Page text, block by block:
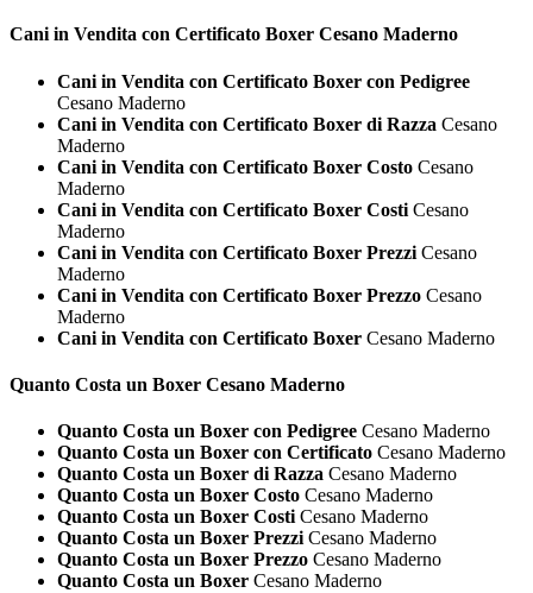
Cani in Vendita con Certificato Boxer Cesano Maderno
Cani in Vendita con Certificato Boxer con Pedigree
Cesano Maderno
Cani in Vendita con Certificato Boxer di Razza Cesano
Maderno
Cani in Vendita con Certificato Boxer Costo Cesano
Maderno
Cani in Vendita con Certificato Boxer Costi Cesano
Maderno
Cani in Vendita con Certificato Boxer Prezzi Cesano
Maderno
Cani in Vendita con Certificato Boxer Prezzo Cesano
Maderno
Cani in Vendita con Certificato Boxer Cesano Maderno
Quanto Costa un Boxer Cesano Maderno
Quanto Costa un Boxer con Pedigree Cesano Maderno
Quanto Costa un Boxer con Certificato Cesano Maderno
Quanto Costa un Boxer di Razza Cesano Maderno
Quanto Costa un Boxer Costo Cesano Maderno
Quanto Costa un Boxer Costi Cesano Maderno
Quanto Costa un Boxer Prezzi Cesano Maderno
Quanto Costa un Boxer Prezzo Cesano Maderno
Quanto Costa un Boxer Cesano Maderno